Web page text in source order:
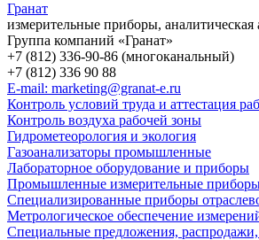
Гранат
измерительные приборы,
Группа компаний «Гранат»
+7 (812) 336-90-86 (многоканальный)
+7 (812) 336 90 88
E-mail: marketing@granat-e.ru
Контроль условий труда и аттестация
Контроль воздуха рабочей зоны
Гидрометеорология и экология
Газоанализаторы промышленные
Лабораторное оборудование и приборы
Промышленные измерительные приборы
Специализированные приборы
Метрологическое обеспечение
Специальные предложения,